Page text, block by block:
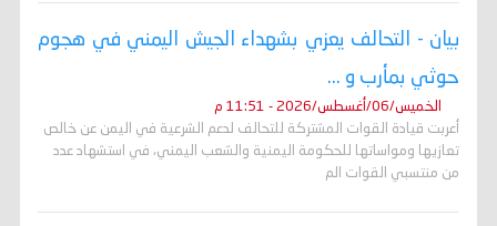
بيان - التحالف يعزي بشهداء الجيش اليمني في هجوم
حوثي بمأرب و ...
الخميس/06/أغسطس/2026 - 11:51 م
أعربت قيادة القوات المشتركة للتحالف لدعم الشرعية في اليمن عن خالص
تعازيها ومواساتها للحكومة اليمنية والشعب اليمني، في استشهاد عدد
من منتسبي القوات الم